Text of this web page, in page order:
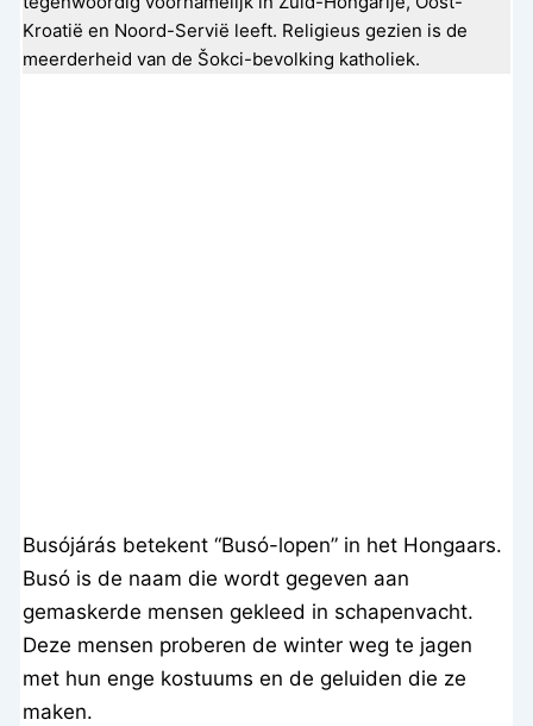
Kroatië en Noord-Servië leeft. Religieus gezien is de
meerderheid van de Šokci-bevolking katholiek.
Busójárás betekent “Busó-lopen” in het Hongaars.
Busó is de naam die wordt gegeven aan
gemaskerde mensen gekleed in schapenvacht.
Deze mensen proberen de winter weg te jagen
met hun enge kostuums en de geluiden die ze
maken.